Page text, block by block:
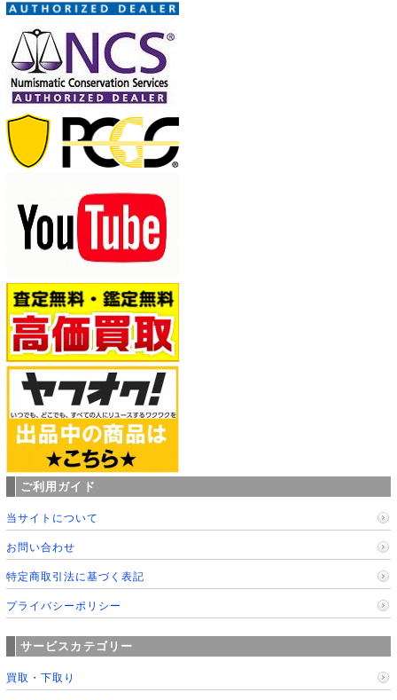
ご利用ガイド
当サイトについて
お問い合わせ
特定商取引法に基づく表記
プライバシーポリシー
サービスカテゴリー
買取・下取り